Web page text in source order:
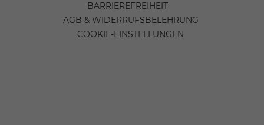
BARRIEREFREIHEIT
AGB & WIDERRUFSBELEHRUNG
COOKIE-EINSTELLUNGEN